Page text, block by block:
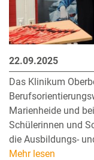
22.09.2025
Das Klinikum
Marienheide und
Schülerinnen und
die Ausbildungs-
Mehr lesen